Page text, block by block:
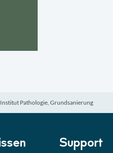
im Vergabeverfahren►
von Angeboten Lektion
Pathologie, Grundsanierung
Support